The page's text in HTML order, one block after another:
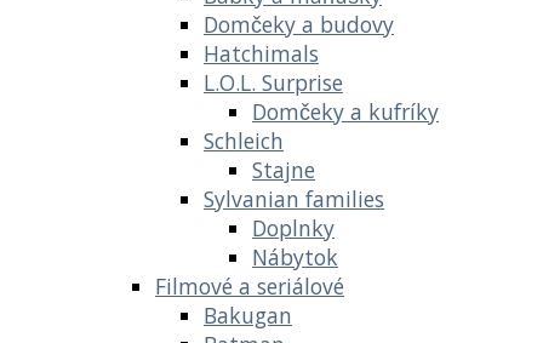
Domčeky a budovy
Hatchimals
L.O.L. Surprise
Domčeky a kufríky
Schleich
Stajne
Sylvanian families
Doplnky
Nábytok
Filmové a seriálové
Bakugan